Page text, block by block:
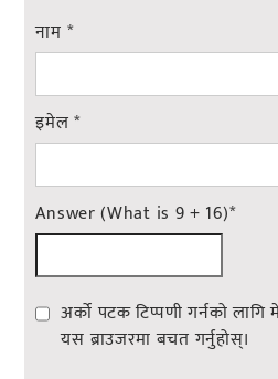
नाम *
इमेल*
Answer (What is 9 + 16)*
अर्को पटक टिप्पणी गर्नको
यस ब्राउजरमा बचत गर्नुहोस्।